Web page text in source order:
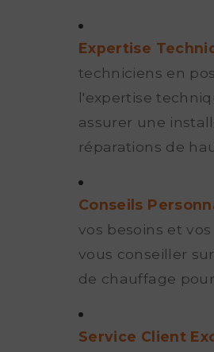
Expertise
techniciens en
l'expertise
assurer une
réparations de
Conseils
vos besoins et
vous conseiller
de chauffage
Service Client